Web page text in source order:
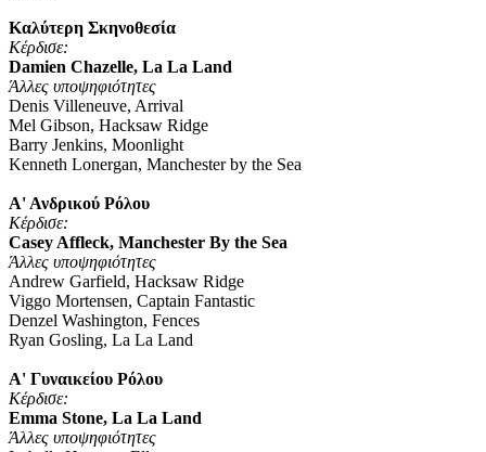
Καλύτερη Σκηνοθεσία
Κέρδισε:
Damien Chazelle, La La Land
Άλλες υποψηφιότητες
Denis Villeneuve, Arrival
Mel Gibson, Hacksaw Ridge
Barry Jenkins, Moonlight
Kenneth Lonergan, Manchester by the Sea
Α' Ανδρικού Ρόλου
Κέρδισε:
Casey Affleck, Manchester By the Sea
Άλλες υποψηφιότητες
Andrew Garfield, Hacksaw Ridge
Viggo Mortensen, Captain Fantastic
Denzel Washington, Fences
Ryan Gosling, La La Land
Α' Γυναικείου Ρόλου
Κέρδισε:
Emma Stone, La La Land
Άλλες υποψηφιότητες